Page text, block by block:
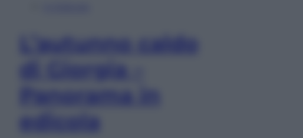
L’autunno caldo
di Giorgia –
Panorama in
edicola